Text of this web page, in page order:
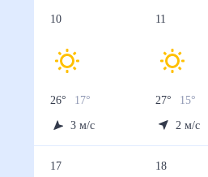
10
26° 17°
3 м/с
11
27° 15°
2 м/с
17 18